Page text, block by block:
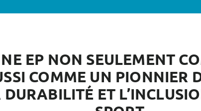
EP NON SEULEMENT
COMME UN
ET